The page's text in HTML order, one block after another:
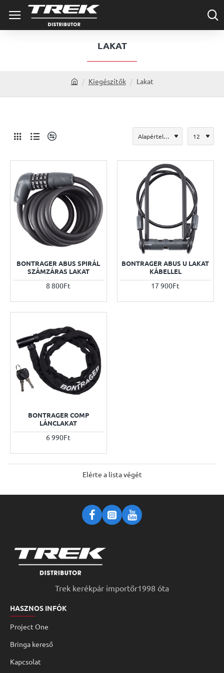
LAKAT
o
Kiegészítők Lakat
BONTRAGER ABUS SPIRÁL
SZÁMZÁRAS LAKAT
8 800Ft
BONTRAGER ABUS U LAKAT
KÁBELLEL
17 900Ft
BONTRAGER COMP
LÁNCLAKAT
6 990Ft
Elérte a lista végét
Trek kerékpár importőr1998 óta
HASZNOS INFÓK
Project One
Bringa kereső
Kapcsolat